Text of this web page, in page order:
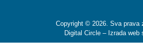
Copyright © 2026. Sva prava
Digital Circle – Izrada web